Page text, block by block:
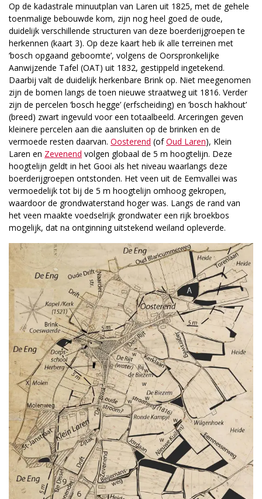
Op de kadastrale minuutplan van Laren uit 1825, met de gehele
toenmalige bebouwde kom, zijn nog heel goed de oude,
duidelijk verschillende structuren van deze boerderijgroepen te
herkennen (kaart 3). Op deze kaart heb ik alle terreinen met
‘bosch opgaand geboomte’, volgens de Oorspronkelijke
Aanwijzende Tafel (OAT) uit 1832, gestippeld ingetekend.
Daarbij valt de duidelijk herkenbare Brink op. Niet meegenomen
zijn de bomen langs de toen nieuwe straatweg uit 1816. Verder
zijn de percelen ‘bosch hegge’ (erfscheiding) en ’bosch hakhout’
(breed) zwart ingevuld voor een totaalbeeld. Arceringen geven
kleinere percelen aan die aansluiten op de brinken en de
vermoede resten daarvan. Oosterend (ofOud Laren), Klein
Laren en Zevenend volgen globaal de 5 m hoogtelijn. Deze
hoogtelijn geldt in het Gooi als het niveau waarlangs deze
boerderijgroepen ontstonden. Het veen uit de Eemvallei was
vermoedelijk tot bij de 5 m hoogtelijn omhoog gekropen,
waardoor de grondwaterstand hoger was. Langs de rand van
het veen maakte voedselrijk grondwater een rijk broekbos
mogelijk, dat na ontginning uitstekend weiland opleverde.